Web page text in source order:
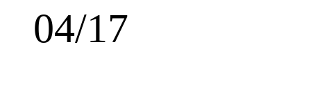
04/17